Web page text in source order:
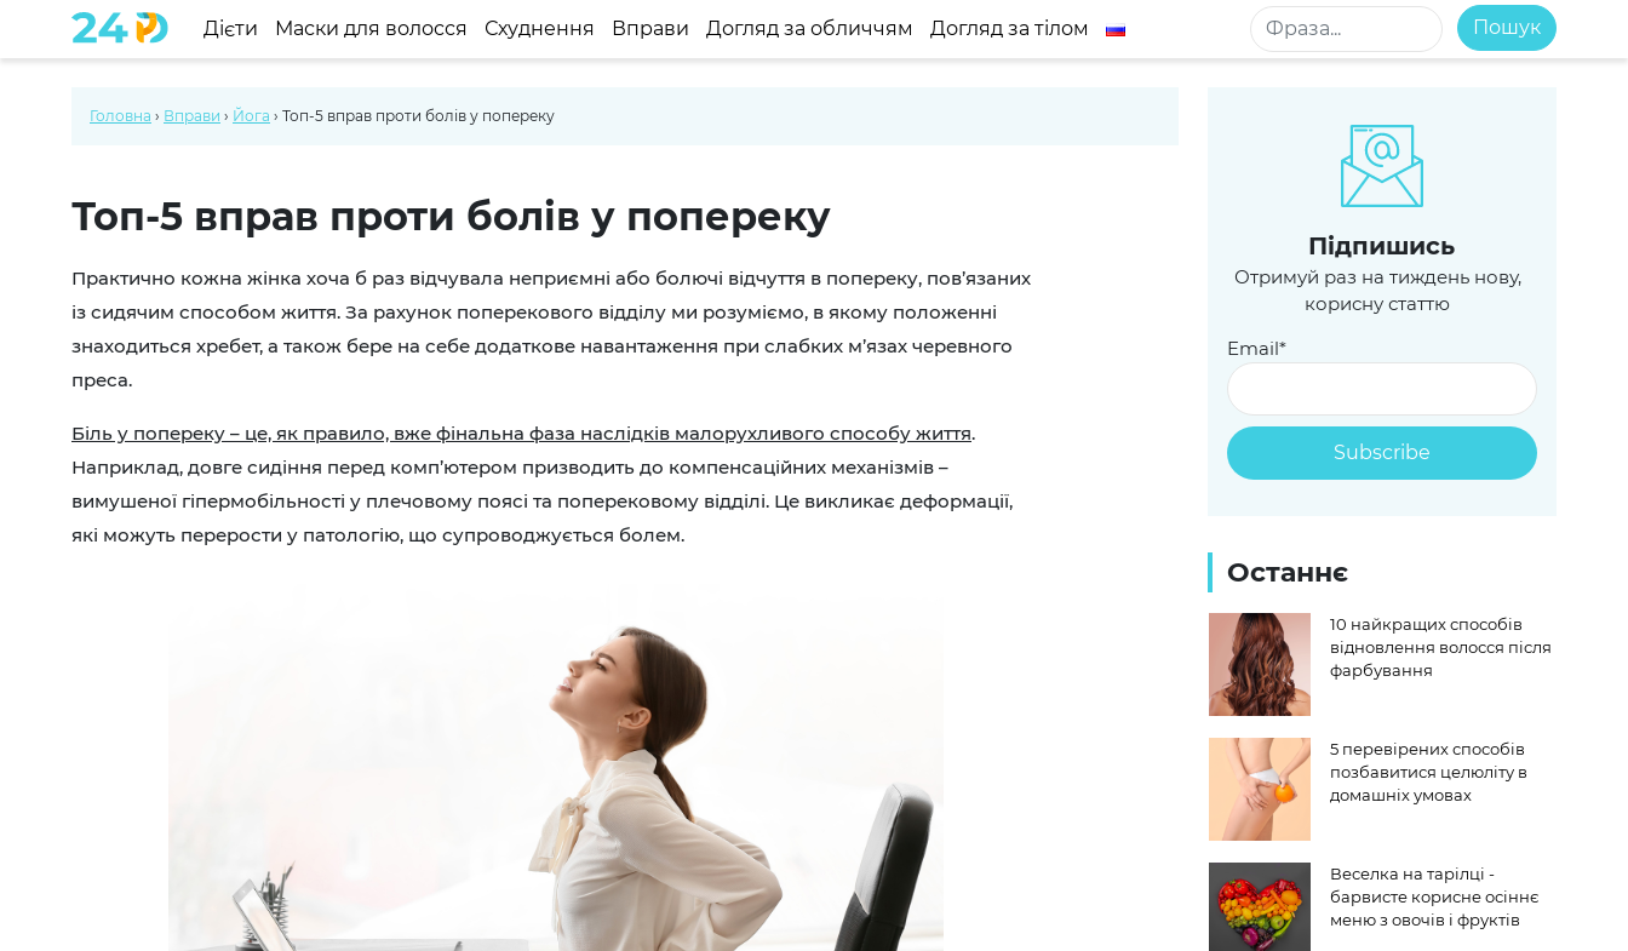
Дієти Маски для волосся Схуднення Вправи Догляд за обличчям Догляд за тілом Пошук
Головна › Вправи › Йога › Топ-5 вправ проти болів у попереку
Топ-5 вправ проти болів у попереку
Практично кожна жінка хоча б раз відчувала неприємні або болючі відчуття в попереку, пов’язаних
із сидячим способом життя. За рахунок поперекового відділу ми розуміємо, в якому положенні
знаходиться хребет, а також бере на себе додаткове навантаження при слабких м’язах черевного
преса.
Біль у попереку – це, як правило, вже фінальна фаза наслідків малорухливого способу життя.
Наприклад, довге сидіння перед комп’ютером призводить до компенсаційних механізмів –
вимушеної гіпермобільності у плечовому поясі та поперековому відділі. Це викликає деформації,
які можуть перерости у патологію, що супроводжується болем.
Пiдпишись
Отримуй раз на тиждень нову,
корисну статтю
Email*
Останнє
10 найкращих способів
відновлення волосся після
фарбування
5 перевірених способів
позбавитися целюліту в
домашніх умовах
Веселка на тарілці -
барвисте корисне осіннє
меню з овочів і фруктів